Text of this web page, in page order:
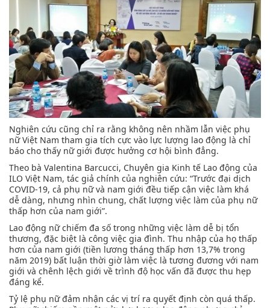
Nghiên cứu cũng chỉ ra rằng không nên nhầm lẫn việc phụ
nữ Việt Nam tham gia tích cực vào lực lượng lao động là chỉ
báo cho thấy nữ giới được hưởng cơ hội bình đẳng.
Theo bà Valentina Barcucci, Chuyên gia Kinh tế Lao động của
ILO Việt Nam, tác giả chính của nghiên cứu: “Trước đại dịch
COVID-19, cả phụ nữ và nam giới đều tiếp cận việc làm khá
dễ dàng, nhưng nhìn chung, chất lượng việc làm của phụ nữ
thấp hơn của nam giới”.
Lao động nữ chiếm đa số trong những việc làm dễ bị tổn
thương, đặc biệt là công việc gia đình. Thu nhập của họ thấp
hơn của nam giới (tiền lương tháng thấp hơn 13,7% trong
năm 2019) bất luận thời giờ làm việc là tương đương với nam
giới và chênh lệch giới về trình độ học vấn đã được thu hẹp
đáng kể.
Tỷ lệ phụ nữ đảm nhận các vị trí ra quyết định còn quá thấp.